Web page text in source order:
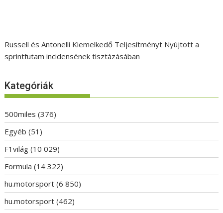
Russell és Antonelli Kiemelkedő Teljesítményt Nyújtott a
sprintfutam incidensének tisztázásában
Kategóriák
500miles (376)
Egyéb (51)
F1világ (10 029)
Formula (14 322)
hu.motorsport (6 850)
hu.motorsport (462)